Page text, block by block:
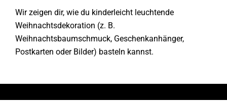
Wir zeigen dir, wie du kinderleicht leuchtende
Weihnachtsdekoration (z. B.
Weihnachtsbaumschmuck, Geschenkanhänger,
Postkarten oder Bilder) basteln kannst.